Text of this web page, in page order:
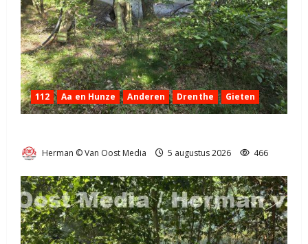
112 Aa en Hunze Anderen Drenthe Gieten
Herman © Van Oost Media 5 augustus 2026 466